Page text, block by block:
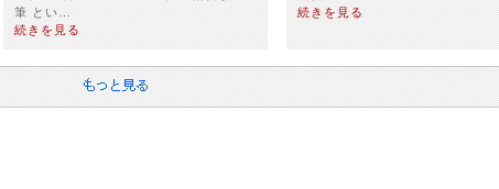
筆 とい…
続きを見る
続きを見る